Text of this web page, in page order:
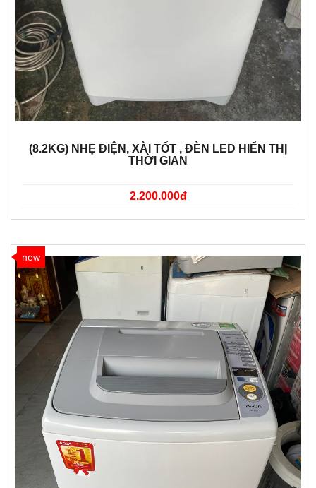
(8.2KG) NHẸ ĐIỆN, XÀI TỐT , ĐÈN LED HIỂN THỊ
THỜI GIAN
2.200.000đ
new